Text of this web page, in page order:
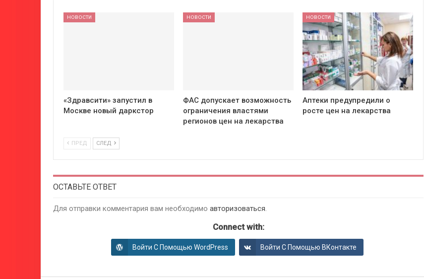
НОВОСТИ
«Здравсити» запустил в
Москве новый даркстор
НОВОСТИ
ФАС допускает возможность
ограничения властями
регионов цен на лекарства
НОВОСТИ
Аптеки предупредили о
росте цен на лекарства
ПРЕД СЛЕД
ОСТАВЬТЕ ОТВЕТ
Для отправки комментария вам необходимо авторизоваться
Connect with:
Войти С Помощью WordPress Войти С Помощью ВКонтакте